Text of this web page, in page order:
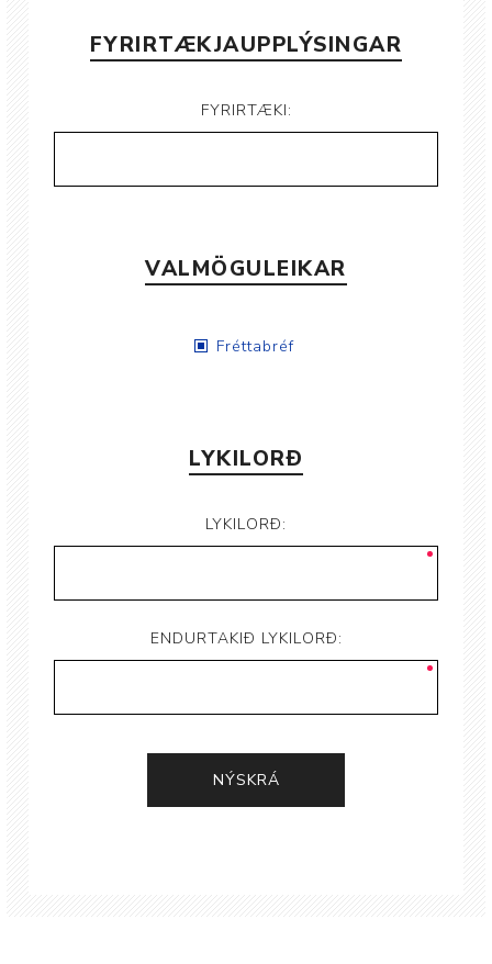
FYRIRTÆKJAUPPLÝSINGAR
FYRIRTÆKI:
VALMÖGULEIKAR
Fréttabréf
LYKILORÐ
LYKILORÐ:
ENDURTAKIÐ LYKILORÐ: